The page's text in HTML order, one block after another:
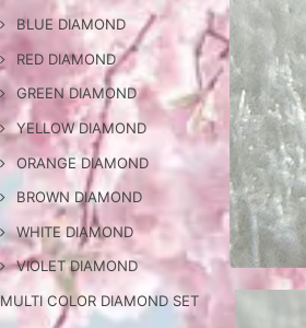
BLUE DIAMOND
RED DIAMOND
GREEN DIAMOND
YELLOW DIAMOND
ORANGE DIAMOND
BROWN DIAMOND
WHITE DIAMOND
VIOLET DIAMOND
MULTI COLOR DIAMOND SET